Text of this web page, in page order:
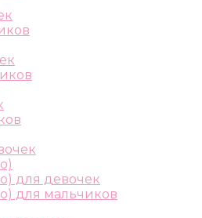
для девочек
для мальчиков